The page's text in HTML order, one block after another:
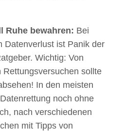
Ruhe bewahren: Bei
Datenverlust ist Panik der
Wichtig: Von
Rettungsversuchen sollte
In den meisten
noch ohne
nach verschiedenen
mit Tipps von